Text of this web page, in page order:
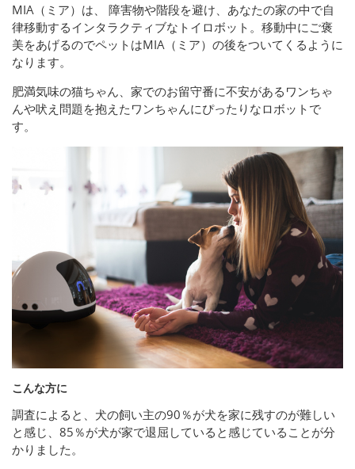
MIA（ミア）は、 障害物や階段を避け、あなたの家の中で自
律移動するインタラクティブなトイロボット。移動中にご褒
美をあげるのでペットはMIA（ミア）の後をついてくるように
なります。
肥満気味の猫ちゃん、家でのお留守番に不安があるワンちゃ
んや吠え問題を抱えたワンちゃんにぴったりなロボットで
す。
こんな方に
調査によると、犬の飼い主の90％が犬を家に残すのが難しい
と感じ、85％が犬が家で退屈していると感じていることが分
かりました。